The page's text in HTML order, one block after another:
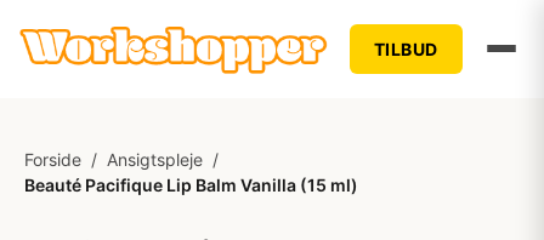
TILBUD
Forside / Ansigtspleje /
Beauté Pacifique Lip Balm Vanilla (15 ml)